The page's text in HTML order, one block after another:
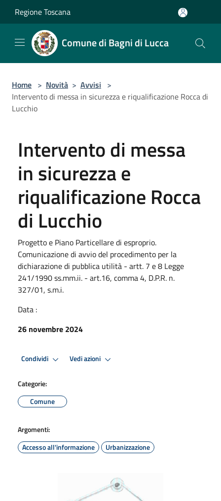
Regione Toscana
Comune di Bagni di Lucca
Home > Novità > Avvisi >
Intervento di messa in sicurezza e riqualificazione Rocca di
Lucchio
Intervento di messa
in sicurezza e
riqualificazione Rocca
di Lucchio
Progetto e Piano Particellare di esproprio.
Comunicazione di avvio del procedimento per la
dichiarazione di pubblica utilità - artt. 7 e 8 Legge
241/1990 ss.mm.ii. - art.16, comma 4, D.P.R. n.
327/01, s.m.i.
Data :
26 novembre 2024
Condividi Vedi azioni
Categorie:
Comune
Argomenti:
Accesso all'informazione
Urbanizzazione